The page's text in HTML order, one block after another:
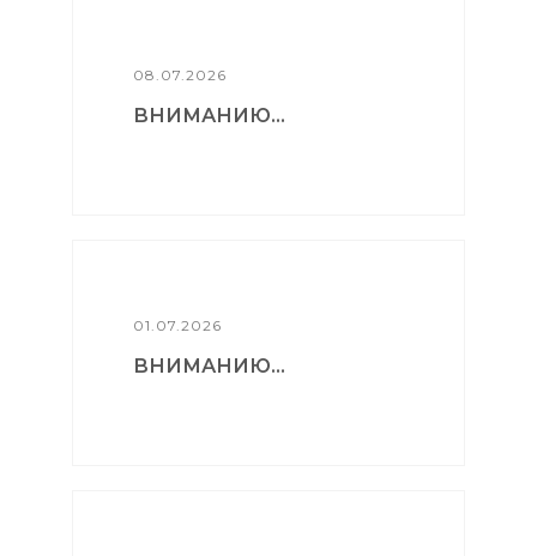
08.07.2026
ВНИМАНИЮ...
01.07.2026
ВНИМАНИЮ...